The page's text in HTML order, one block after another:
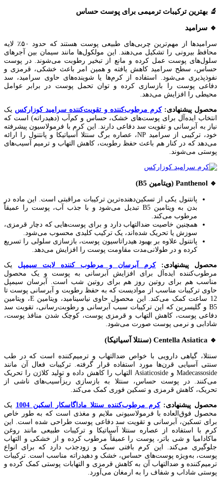
🔬 بهترین ترکیبات ترمیمی برای پوست حساس
🔹 سرامید
سرامیدها از مهم‌ترین چربی‌های طبیعی پوست هستند که حدود ۵۰٪ لایه
محافظ بیرونی را تشکیل می‌دهند. این مولکول‌ها مانند سیمان بین آجرهای
سلول‌های پوست عمل کرده و مانع از تبخیر رطوبت می‌شوند. در پوست
حساس، سطح سرامید کاهش یافته و همین امر باعث خشکی، قرمزی و
نفوذپذیری می‌شود. استفاده از کرم‌ها یا شوینده‌های حاوی سرامید، سد
دفاعی پوست را بازسازی کرده و توان تحمل پوست در برابر عوامل
محیطی را افزایش می‌دهد.
محصول پیشنهادی: کرم مرطوب‌کننده و تقویت‌کننده سرامید کوزارکس یک
انتخاب ایده‌آل برای پوست‌های خشک، حساس و کم‌آب (دهیدراته) است که
نیاز به آبرسانی و تقویت سد دفاعی دارند. این کرم با فرمولاسیون پیشرفته
خود، ترکیبی از سرامید NP، عصاره برگ سنتلا آسیاتیکا و پانتنول را ارائه
می‌دهد که در کنار هم باعث حفظ رطوبت، کاهش التهاب و ترمیم آسیب‌های
پوستی می‌شوند.
🔹 Panthenol (ویتامین B5)
پانتنول یکی از تسکین‌دهنده‌ترین ترکیبات مراقبتی است. این ماده در
بدن به ویتامین B5 تبدیل می‌شود و با جذب آب، پوست را عمیقاً
مرطوب می‌کند.
همچنین خاصیت ضدالتهاب دارد و برای پوست‌هایی که دچار قرمزی،
سوزش یا تحریک شده‌اند، یک ترکیب کلیدی محسوب می‌شود.
پانتنول علاوه بر بهبود هیدراتاسیون پوست، بازسازی سلولی را تسریع
کرده و در طولانی‌مدت مقاومت پوست را افزایش می‌دهد.
محصول پیشنهادی:کرم آبرسان و مرطوب کننده لایت سیمپل یک
مرطوب‌کننده ایده‌آل برای افزایش آبرسانی به پوست و یک محصول
مناسب هم برای روتین روز هم برای روتین شب است. آبرسان سیمپل
حاوی ترکیبات مناسب از موادیست که به حفظ رطوبت و آبرسانی پوست تا
12 ساعت کمک می‌‎کند. این محصول حاوی نیاسینامید، ویتامین E، ویتامین
B5 و گلیسرین که این ترکیبات سبب آبرسانی و رطوبت‌رسانی، تقویت سد
دفاعی پوست، کاهش التهاب و قرمزی پوست، کوچک شدن منافذ پوست،
شادابی و نرمی پوست صورت می‌شود.
🔹 Centella Asiatica (سنتلا آسیاتیکا)
سنتلا، گیاهی دارویی با خواص ضدالتهاب و ترمیم‌کننده است که در طب
سنتی آسیایی قرن‌ها مورد استفاده قرار گرفته. ترکیبات فعال آن مانند
Madecassoside و Asiaticoside التهاب را کاهش داده و تولید کلاژن را تحریک
می‌کنند. در پوست حساس، سنتلا به بازسازی ریزآسیب‌های ناشی از
تحریک، کاهش قرمزی و تسکین فوری کمک می‌کند.
محصول پیشنهادی:کرم مرطوب‌کننده سنتلا ماداگاسکار اسکین 1004
یک
محصول فوق‌العاده با فرمولاسیونی ملایم و مغذی است که به طور خاص
برای تسکین، آبرسانی و تقویت سد دفاعی پوست طراحی شده است. این
کرم با استفاده از عصاره سنتلا آسیاتیکا و ترکیبات طبیعی مانند روغن
ماکادامیا و شی باتر، پوست را عمیقاً مرطوب کرده و از خشکی و التهاب
جلوگیری می‌کند. این کرم بافتی سبک و زودجذب دارد که برای انواع
پوست، به‌ویژه پوست‌های حساس، خشک و دهیدراته مناسب است. ترکیبات
ترمیم‌کننده و ضدالتهاب آن به کاهش قرمزی و التهابات پوستی کمک کرده و
پوستی شاداب و شفاف را به ارمغان می‌آورد.